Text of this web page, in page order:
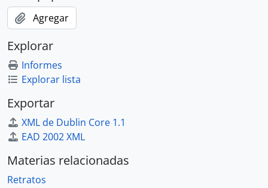
Agregar
Explorar
Informes
Explorar lista
Exportar
XML de Dublin Core 1.1
EAD 2002 XML
Materias relacionadas
Retratos